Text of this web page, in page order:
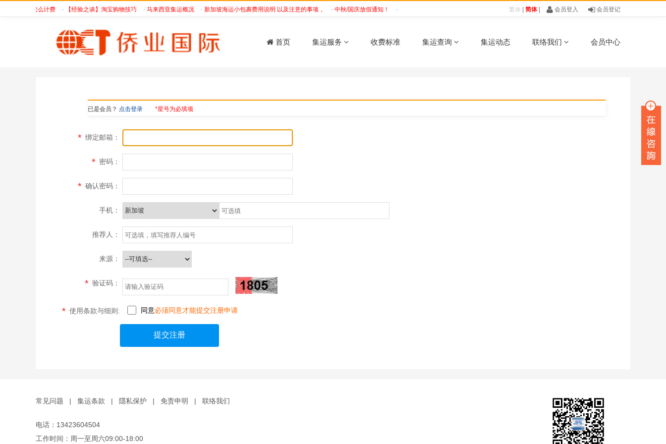
运费用是怎么计费 【经验之谈】淘宝购物技巧 马来西亚集运概况 新加坡海运小包裹费用说明 以及注意的事项， 中秋/国庆放假通知！ 没有海运经验，不知如何办理货物托运，不知‌‌如何办理报关和清关？ 五一劳动节放假通知
繁体 简体| 会员登入 会员登记
首页 集运服务 收费标准 集运查询 集运动态 联络我们 会员中心
已是会员？ 点击登录 *星号为必填项
* 绑定邮箱：
* 密码：
* 确认密码：
手机：
推荐人：
来源：
* 验证码：
* 使用条款与细则: 同意必须同意才能提交注册申请
常见问题 | 集运条款 | 隱私保护 | 免责申明 | 联络我们
电话：13423604504
工作时间：周一至周六09:00-18:00